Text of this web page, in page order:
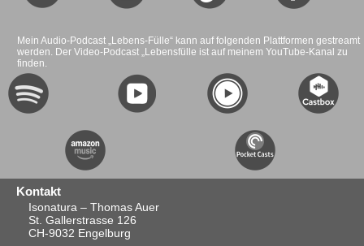
Mein Audio-Podcast „Lebens-Fülle“ kann auf folgenden Plattformen gestreamt
werden. Der Video-Podcast „Lebensfülle ist auf meinem YouTube-Kanal zu
finden.
Kontakt
Isonatura – Thomas Auer
St. Gallerstrasse 126
CH-9032 Engelburg